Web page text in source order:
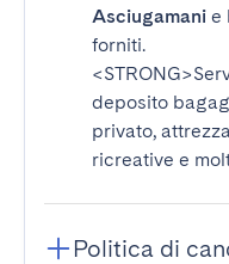
Asciugamani e
forniti.
deposito
privato,
ricreative e
Politica di